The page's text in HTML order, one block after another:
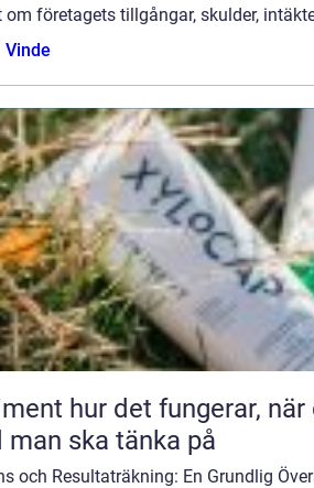
om företagets tillgångar, skulder,
Vinde
när det hjälper och
man ska tänka på
och Resultaträkning: En Grundlig